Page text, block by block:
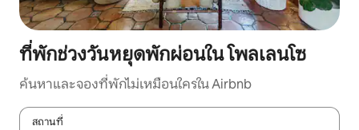
ที่พักช่วงวันหยุดพักผ่อนใน โพลเลนโซ
ค้นหาและจองที่พักไม่เหมือนใครใน Airbnb
สถานที่